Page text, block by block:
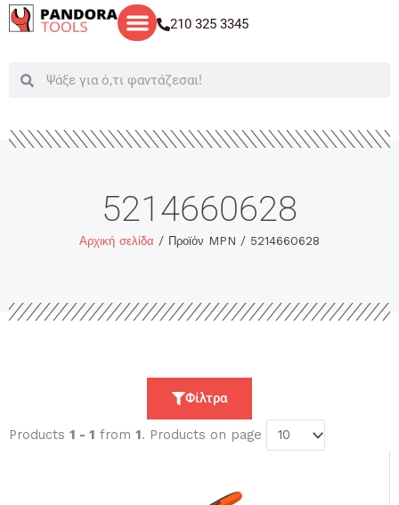
Μετάβαση
στο
210 325 3345
SearchSearch
5214660628
Αρχική σελίδα / Προϊόν MPN / 5214660628
Φίλτρα
Products 1 - 1 from 1. Products on page